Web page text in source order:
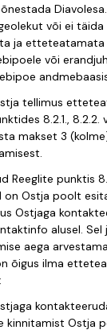
või ei
ja
või
tellimus
8.2.1.,
makset 3
Reeglite punktis
on Ostja poolt
Ostjaga
alusel. Sel
aega
õigus ilma
kinnitamist Ostja